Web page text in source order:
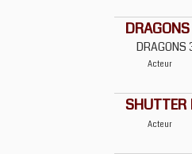
DRAGONS
Acteur
SHUTTER
Acteur